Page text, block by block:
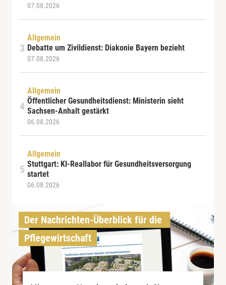
07.08.2026
Allgemein
Debatte um Zivildienst: Diakonie Bayern bezieht
07.08.2026
Allgemein
Öffentlicher Gesundheitsdienst: Ministerin sieht
Sachsen-Anhalt gestärkt
06.08.2026
Allgemein
Stuttgart: KI-Reallabor für Gesundheitsversorgung
startet
06.08.2026
Der Nachrichten-Überblick für die
Pflegewirtschaft